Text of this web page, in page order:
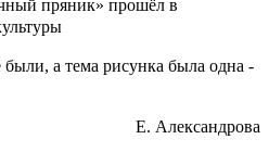
пряник» прошёл в
а тема рисунка была одна -
Е. Александрова